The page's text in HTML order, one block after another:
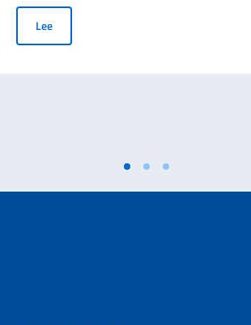
para viajar al exterior a partir del 3 de agosto
LeeElecciones COMITES 2026